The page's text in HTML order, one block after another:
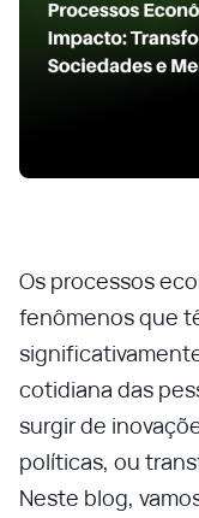
Os processos
fenômenos que
cotidiana das
surgir de
políticas, ou
Neste blog,